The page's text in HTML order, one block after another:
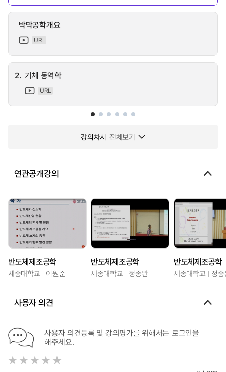
박막공학개요
URL
2. 기체 동역학
URL
강의차시 전체보기
연관공개강의
반도체제조공학
세종대학교 이원준
반도체제조공학
세종대학교 정종완
반도체제조공학
세종대학교 정
사용자 의견
사용자 의견등록 및 강의평가를 위해서는 로그인을
해주세요.